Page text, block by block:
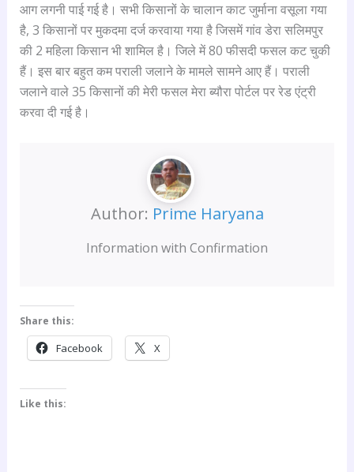
आग लगनी पाई गई है। सभी किसानों के चालान काट जुर्माना वसूला गया
है, 3 किसानों पर मुकदमा दर्ज करवाया गया है जिसमें गांव डेरा सलिमपुर
की 2 महिला किसान भी शामिल है। जिले में 80 फीसदी फसल कट चुकी
हैं। इस बार बहुत कम पराली जलाने के मामले सामने आए हैं। पराली
जलाने वाले 35 किसानों की मेरी फसल मेरा ब्यौरा पोर्टल पर रेड एंट्री
करवा दी गई है।
Author: Prime Haryana
Information with Confirmation
Share this:
Facebook X
Like this: